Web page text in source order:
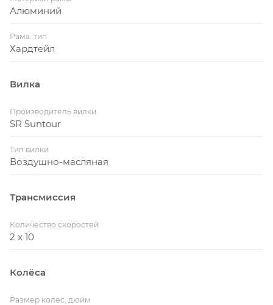
Алюминий
Рама: тип
Хардтейл
Вилка
Производитель вилки
SR Suntour
Тип вилки
Воздушно-масляная
Трансмиссия
Количество скоростей
2 x 10
Колёса
Размер колес, дюйм